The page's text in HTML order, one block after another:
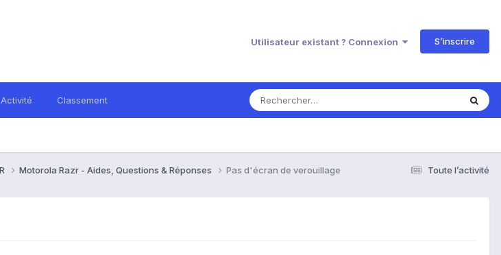
Utilisateur existant ? Connexion S’inscrire
Activité Classement
Toute l’activité
Motorola Razr - Aides, Questions & Réponses Pas d'écran de verouillage